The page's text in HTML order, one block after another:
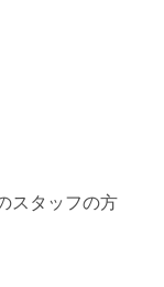
スタッフの方